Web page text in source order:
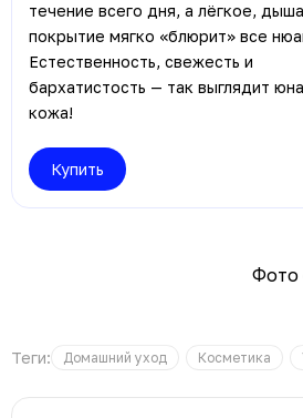
течение всего дня, а лёгкое,
покрытие мягко «блюрит» все
Естественность, свежесть и
бархатистость — так выглядит
кожа!
Купить
Фото
Теги: Домашний уход Косметика